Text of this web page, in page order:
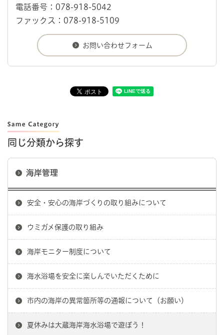
電話番号：078-918-5042
ファックス：078-918-5109
同じ分類から探す
海岸管理
安全・安心の海岸づくりの取り組みについて
ウミガメ保護の取り組み
海岸モニター制度について
海水浴場を安全に楽しんでいただくために
市内の海岸の異常箇所等の通報について（お願い）
夏休みは大蔵海岸海水浴場で遊ぼう！